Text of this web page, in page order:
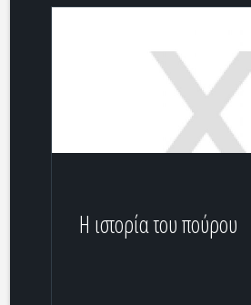
Η ιστορία του πούρου